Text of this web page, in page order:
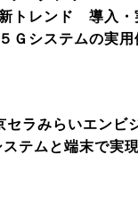
トレンド 導入・
Ｇシステムの実
セラみらいエンビ
テムと端末で実